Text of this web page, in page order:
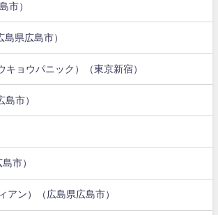
市）
県広島市）
キョウパニック）（東京新宿）
島市）
市）
アン）（広島県広島市）